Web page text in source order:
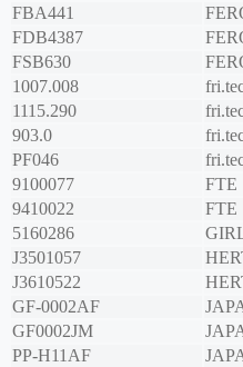
FBA441
FDB4387
FSB630
1007.008
1115.290
903.0
PF046
9100077
FTE
9410022
FTE
5160286
J3501057
J3610522
GF-0002AF
GF0002JM
PP-H11AF